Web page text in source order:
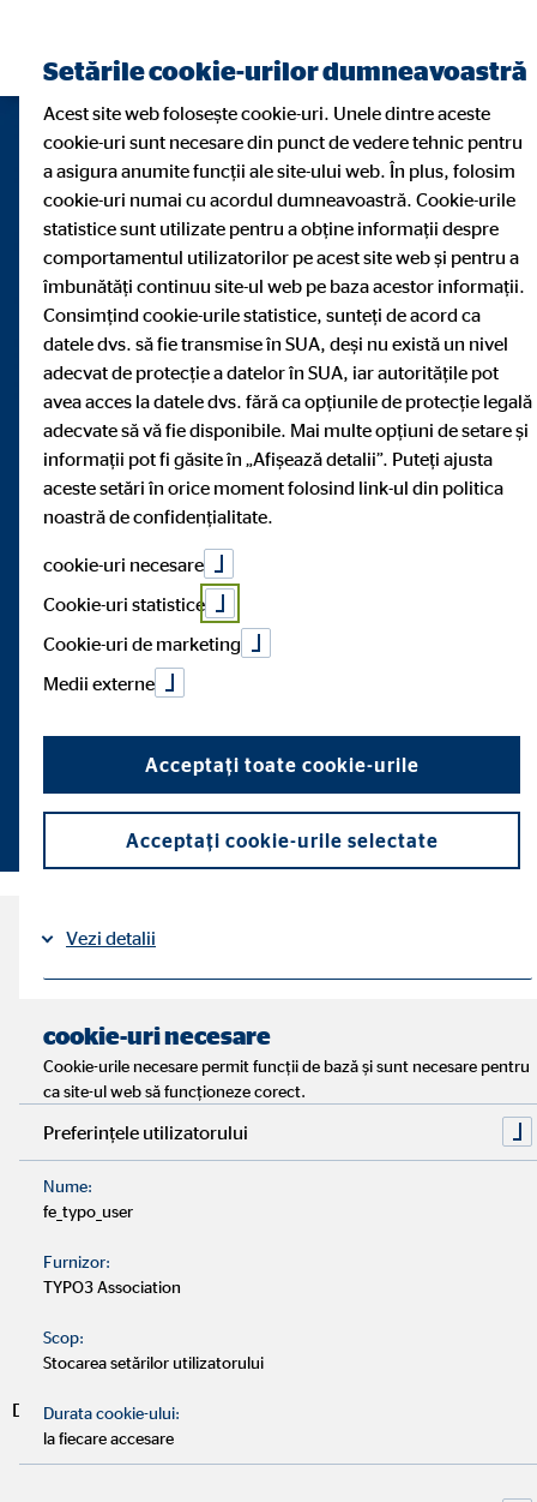
55 de ani de
consultanță
financiară în Europa
De 55 de ani, însoțim oamenii din Europa în călătoria lor
Programați o întâlnire de consultanță
55 de ani OVB. 55 de ani de
Europa.
55 de ani OVB
Din 1970, suntem asociați cu încredere, stabilitate și fiabilitate
în consultanța financiară. Peste cinci decenii de experiență
constituie fundamentul muncii noastre. Ieri, azi și în viitor.
Setările cookie-urilor dumneavoastră
Acest site web folosește cookie-uri. Unele dintre aceste
cookie-uri sunt necesare din punct de vedere tehnic pentru
a asigura anumite funcții ale site-ului web. În plus, folosim
cookie-uri numai cu acordul dumneavoastră. Cookie-urile
statistice sunt utilizate pentru a obține informații despre
comportamentul utilizatorilor pe acest site web și pentru a
îmbunătăți continuu site-ul web pe baza acestor informații.
Consimțind cookie-urile statistice, sunteți de acord ca
datele dvs. să fie transmise în SUA, deși nu există un nivel
adecvat de protecție a datelor în SUA, iar autoritățile pot
avea acces la datele dvs. fără ca opțiunile de protecție legală
adecvate să vă fie disponibile. Mai multe opțiuni de setare și
informații pot fi găsite în „Afișează detalii”. Puteți ajusta
aceste setări în orice moment folosind link-ul din politica
noastră de confidențialitate.
cookie-uri necesare
Cookie-uri statistice
Cookie-uri de marketing
Medii externe
Acceptați toate cookie-urile
Acceptați cookie-urile selectate
Vezi detalii
cookie-uri necesare
Cookie-urile necesare permit funcții de bază și sunt necesare pentru
ca site-ul web să funcționeze corect.
Preferințele utilizatorului
Nume:
fe_typo_user
Furnizor:
TYPO3 Association
Scop:
Stocarea setărilor utilizatorului
Durata cookie-ului:
la fiecare accesare